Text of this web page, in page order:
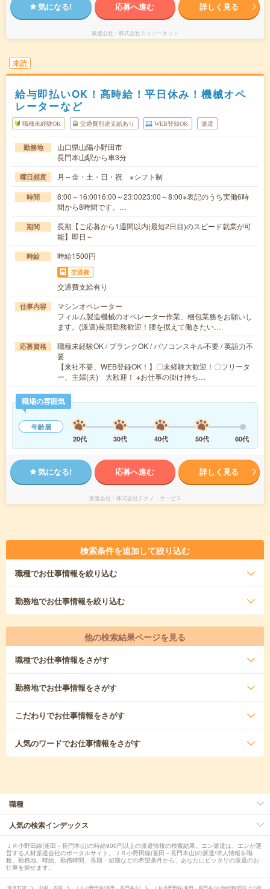
気になる! 応募へ進む 詳しく見る
派遣会社 株式会社ニッソーネット
未読
給与即払いOK！高時給！平日休み！機械オペ
レーターなど
職種未経験OK 交通費別途支給あり WEB登録OK 派遣
勤務地
山口県山陽小野田市
長門本山駅から車3分
曜日頻度 月～金・土・日・祝 ※シフト制
時間
8:00～16:0016:00～23:0023:00～8:00※表記のうち実働6時
間から8時間です。…
期間
長期【ご応募から1週間以内(最短2日目)のスピード就業が可
能】即日～
時給 時給1500円
交通費
交通費支給有り
仕事内容
マシンオペレーター
フィルム製造機械のオペレーター作業、梱包業務をお願いし
ます。(派遣)長期勤務歓迎！腰を据えて働きたい…
応募資格
職種未経験OK / ブランクOK / パソコンスキル不要 / 英語力不
要
【来社不要、WEB登録OK！】〇未経験大歓迎！〇フリータ
ー、主婦(夫) 大歓迎！ ※お仕事の掛け持ち…
職場の雰囲気
年齢層
20代
30代 40代 50代 60代
気になる! 応募へ進む 詳しく見る
派遣会社 株式会社テクノ・サービス
検索条件を追加して絞り込む
職種でお仕事情報を絞り込む
勤務地でお仕事情報を絞り込む
他の検索結果ページを見る
職種でお仕事情報をさがす
勤務地でお仕事情報をさがす
こだわりでお仕事情報をさがす
人気のワードでお仕事情報をさがす
職種
人気の検索インデックス
ＪＲ小野田線(雀田－長門本山)の時給900円以上の派遣情報の検索結果。エン派遣は、エンが運
営する人材派遣会社のポータルサイト。ＪＲ小野田線(雀田－長門本山)の派遣/求人情報を職
種、勤務地、時給、勤務時間、長期・短期などの希望条件から、あなたにピッタリの派遣のお
仕事を探せます。